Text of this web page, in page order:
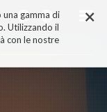
×
gamma di
Utilizzando il
con le nostre